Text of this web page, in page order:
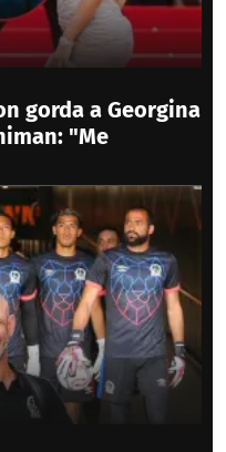
gorda a Georgina
"Me